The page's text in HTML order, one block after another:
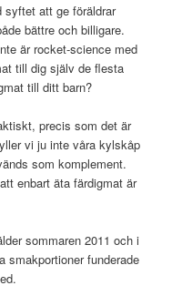
syftet att ge föräldrar
bättre och billigare.
är rocket-science med
till dig själv de flesta
till ditt barn?
precis som det är
vi ju inte våra kylskåp
som komplement.
enbart äta färdigmat är
sommaren 2011 och i
smakportioner funderade